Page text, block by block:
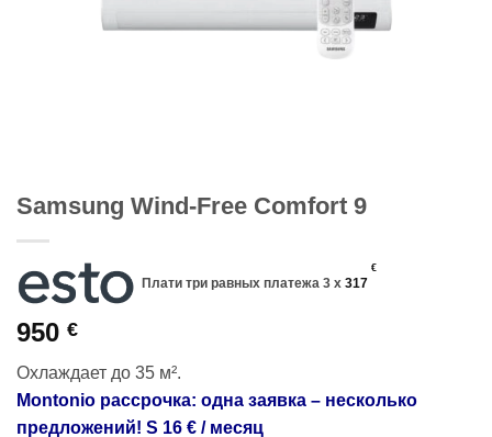
Samsung Wind-Free Comfort 9
Плати три равных платежа 3 x 317
€
950 €
Охлаждает до 35 м².
Montonio рассрочка: одна заявка – несколько
предложений! S 16 € / месяц